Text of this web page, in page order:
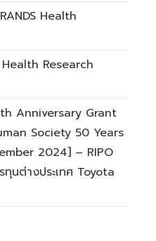
Health
Health Research
Anniversary Grant
Society 50 Years
2024] – RIPO
ทุนต่างประเทศ Toyota